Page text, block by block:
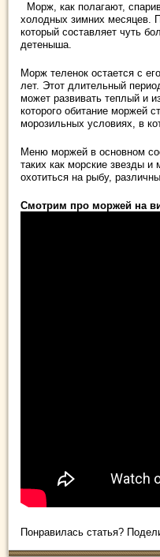
Морж, как полагают,
холодных зимних месяцев.
который составляет чуть
детеныша.
Морж теленок остается с
лет. Этот длительный
может развивать теплый и
которого обитание моржей
морозильных условиях, в
Меню моржей в основном
таких как морские звезды и
охотиться на рыбу,
Смотрим про моржей на
Понравилась статья?